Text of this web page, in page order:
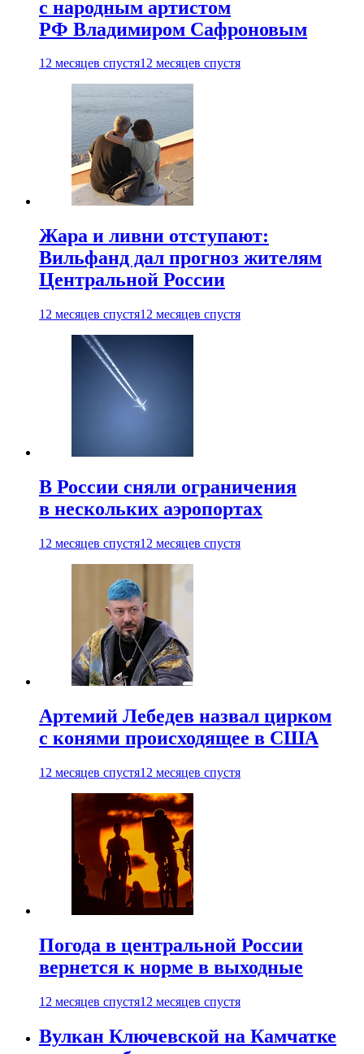
с народным артистом
РФ Владимиром Сафроновым
12 месяцев спустя12 месяцев спустя
Жара и ливни отступают:
Вильфанд дал прогноз жителям
Центральной России
12 месяцев спустя12 месяцев спустя
В России сняли ограничения
в нескольких аэропортах
12 месяцев спустя12 месяцев спустя
Артемий Лебедев назвал цирком
с конями происходящее в США
12 месяцев спустя12 месяцев спустя
Погода в центральной России
вернется к норме в выходные
12 месяцев спустя12 месяцев спустя
Вулкан Ключевской на Камчатке